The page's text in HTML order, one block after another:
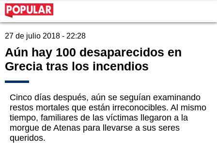
27 de julio 2018 - 22:28
Aún hay 100 desaparecidos en
Grecia tras los incendios
Cinco días después, aún se seguían examinando
restos mortales que están irreconocibles. Al mismo
tiempo, familiares de las víctimas llegaron a la
morgue de Atenas para llevarse a sus seres
queridos.